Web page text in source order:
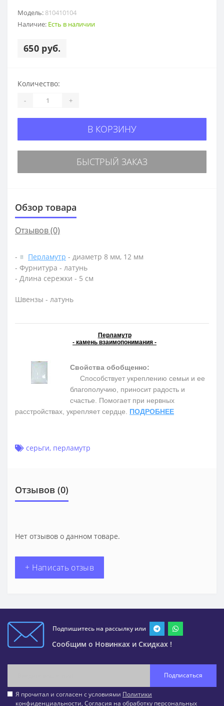
Модель: 810410104
Наличие: Есть в наличии
650 руб.
Количество:
- +
В КОРЗИНУ
БЫСТРЫЙ ЗАКАЗ
Обзор товара
Отзывов (0)
- Перламутр - диаметр 8 мм, 12 мм
- Фурнитура - латунь
- Длина сережки - 5 см
Швензы - латунь
Перламутр
- камень взаимопонимания -
Свойства обобщенно:
Способствует укреплению семьи и ее
благополучию, приносит радость и
счастье. Помогает при нервных
расстройствах, укрепляет сердце. ПОДРОБНЕЕ
серьги, перламутр
Отзывов (0)
Нет отзывов о данном товаре.
+ Написать отзыв
Подпишитесь на рассылку или
Сообщим о Новинках и Скидках !
Подписаться
Я прочитал и согласен с условиями Политики
конфиденциальности, Согласия на обработку персональных